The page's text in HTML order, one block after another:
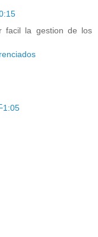
facil la gestion de los
1:05